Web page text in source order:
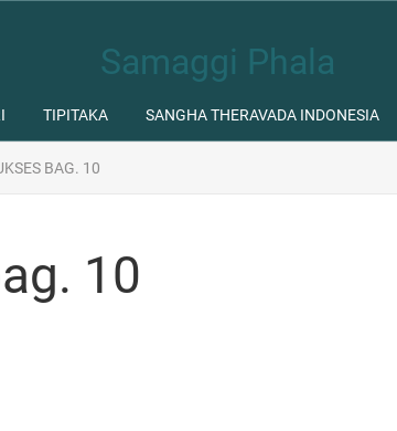
Samaggi Phala
TIPITAKA SANGHA THERAVADA INDONESIA
BAG. 10
10